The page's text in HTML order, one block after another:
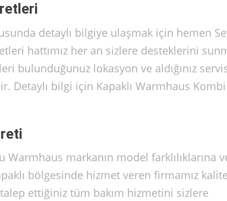
detaylı bilgiye ulaşmak için hemen
hattımız her an sizlere desteklerini
bulunduğunuz lokasyon ve aldığınız
Detaylı bilgi için Kapaklı Warmhaus
markanın model farklılıklarına
bölgesinde hizmet veren firmamız
ettiğiniz tüm bakım hizmetini sizlere